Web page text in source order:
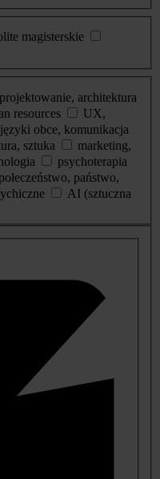
magisterskie
architektura
resources
UX,
języki obce, komunikacja
sztuka
marketing,
psychoterapia
państwo,
AI (sztuczna